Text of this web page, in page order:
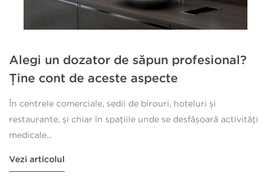
Alegi un dozator de săpun profesional?
Ține cont de aceste aspecte
În centrele comerciale, sedii de birouri, hoteluri și
restaurante, și chiar în spațiile unde se desfășoară activități
medicale...
Vezi articolul